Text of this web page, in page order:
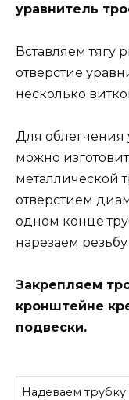
уравнитель
Вставляем тягу
отверстие
несколько
Для облегчения
можно
металлической
отверстием
одном конце
нарезаем
Закрепляем
кронштейне
подвески.
Надеваем